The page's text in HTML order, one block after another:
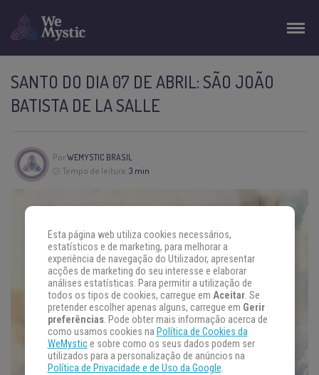
SANTO DO DIA 07 DE ABRIL: SÃO JOÃO
BATISTA DE LA SALLE
PorWEMYSTIC BRASIL
Tempo de leitura: 3 min
Esta página web utiliza cookies necessários,
estatísticos e de marketing, para melhorar a
experiência de navegação do Utilizador, apresentar
acções de marketing do seu interesse e elaborar
análises estatísticas. Para permitir a utilização de
todos os tipos de cookies, carregue em Aceitar. Se
pretender escolher apenas alguns, carregue em Gerir
preferências. Pode obter mais informação acerca de
como usamos cookies na Política de Cookies da
WeMystice sobre como os seus dados podem ser
utilizados para a personalização de anúncios na
Política de Privacidade e de Uso da Google.